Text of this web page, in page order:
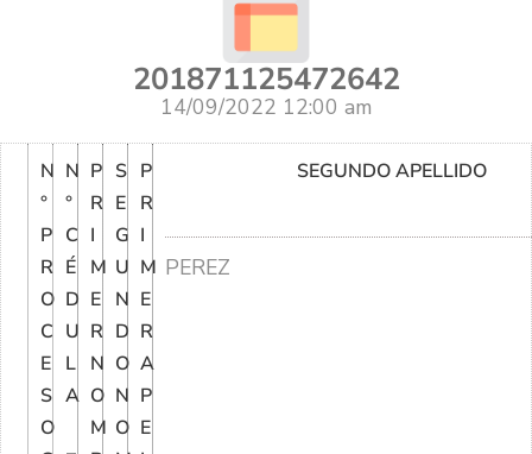
201871125472642
14/09/2022 12:00 am
N
°
P
R
O
C
E
S
O
N
°
C
É
D
U
L
A
P
R
I
M
E
R
N
O
M
S
E
G
U
N
D
O
N
O
P
R
I
M
E
R
A
P
E
SEGUNDO APELLIDO
PEREZ